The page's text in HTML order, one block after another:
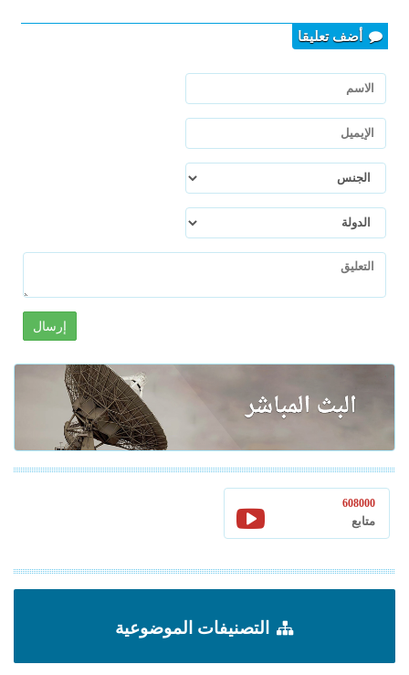
أضف تعليقا
إرسال
608000
متابع
التصنيفات الموضوعية